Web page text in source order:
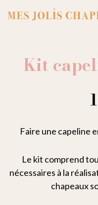
Kit
Faire une capeline
Le kit comprend
nécessaires à la
chapeaux